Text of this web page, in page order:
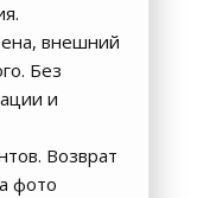
внешний
Без
и
Возврат
фото